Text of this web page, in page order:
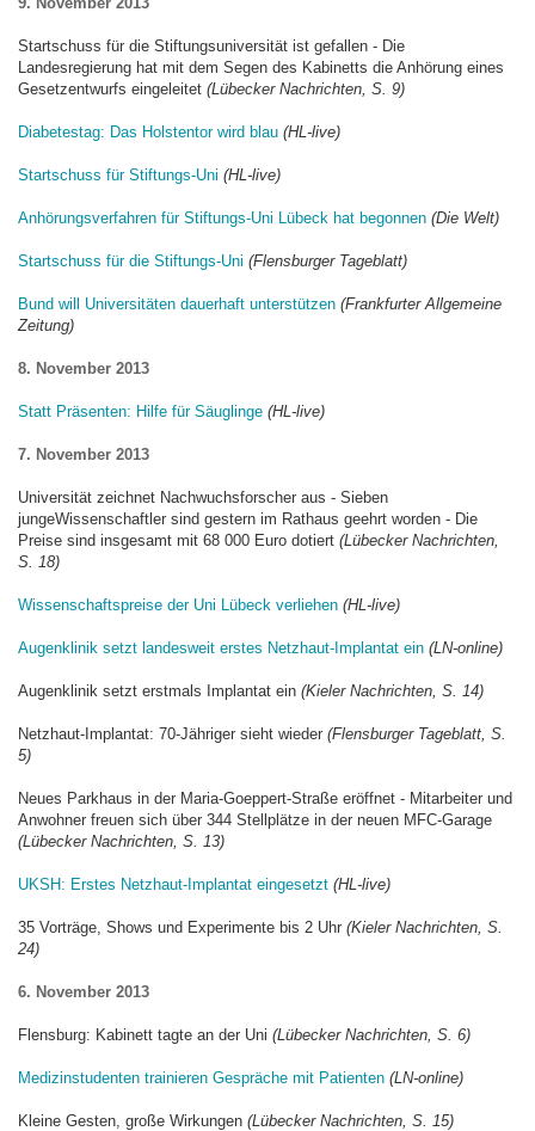
Startschuss für die Stiftungsuniversität ist gefallen - Die
Landesregierung hat mit dem Segen des Kabinetts die Anhörung eines
Gesetzentwurfs eingeleitet (Lübecker Nachrichten, S. 9)
Diabetestag: Das Holstentor wird blau (HL-live)
Startschuss für Stiftungs-Uni (HL-live)
Anhörungsverfahren für Stiftungs-Uni Lübeck hat begonnen (Die Welt)
Startschuss für die Stiftungs-Uni (Flensburger Tageblatt)
Bund will Universitäten dauerhaft unterstützen (Frankfurter Allgemeine
Zeitung)
8. November 2013
Statt Präsenten: Hilfe für Säuglinge (HL-live)
7. November 2013
Universität zeichnet Nachwuchsforscher aus - Sieben
jungeWissenschaftler sind gestern im Rathaus geehrt worden - Die
Preise sind insgesamt mit 68 000 Euro dotiert (Lübecker Nachrichten,
S. 18)
Wissenschaftspreise der Uni Lübeck verliehen (HL-live)
Augenklinik setzt landesweit erstes Netzhaut-Implantat ein (LN-online)
Augenklinik setzt erstmals Implantat ein (Kieler Nachrichten, S. 14)
Netzhaut-Implantat: 70-Jähriger sieht wieder (Flensburger Tageblatt, S.
5)
Neues Parkhaus in der Maria-Goeppert-Straße eröffnet - Mitarbeiter und
Anwohner freuen sich über 344 Stellplätze in der neuen MFC-Garage
(Lübecker Nachrichten, S. 13)
UKSH: Erstes Netzhaut-Implantat eingesetzt (HL-live)
35 Vorträge, Shows und Experimente bis 2 Uhr (Kieler Nachrichten, S.
24)
6. November 2013
Flensburg: Kabinett tagte an der Uni (Lübecker Nachrichten, S. 6)
Medizinstudenten trainieren Gespräche mit Patienten (LN-online)
Kleine Gesten, große Wirkungen (Lübecker Nachrichten, S. 15)